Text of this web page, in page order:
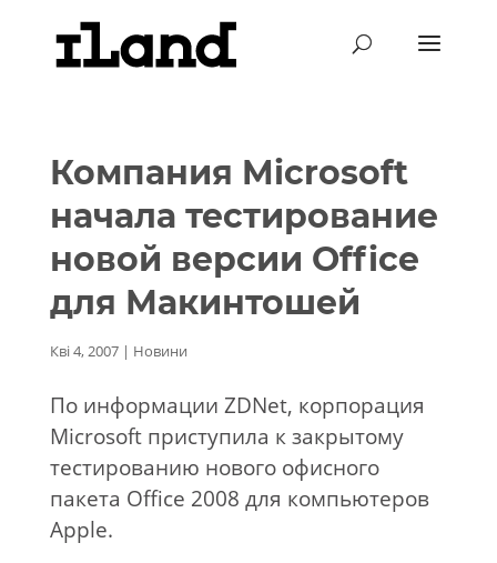
Компания Microsoft
начала тестирование
новой версии Office
для Макинтошей
Кві 4, 2007| Новини
По информации ZDNet, корпорация
Microsoft приступила к закрытому
тестированию нового офисного
пакета Office 2008 для компьютеров
Apple.